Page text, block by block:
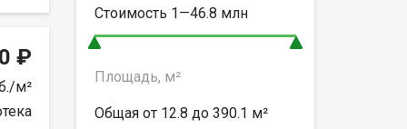
₽
м²
Стоимость 1—46.8 млн
Площадь, м²
Общая от 12.8 до 390.1 м²